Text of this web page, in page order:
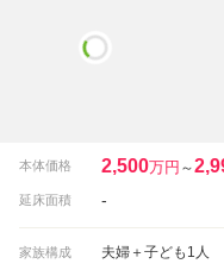
本体価格 2,500万円 ～
延床面積 -
家族構成 夫婦＋子ども1人